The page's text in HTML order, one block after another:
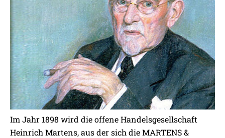
Im Jahr 1898 wird die offene Handelsgesellschaft
Heinrich Martens, aus der sich die MARTENS &